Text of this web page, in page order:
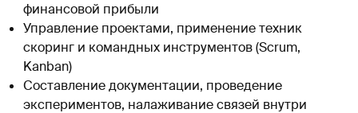
финансовой прибыли
Управление проектами, применение техник
скоринг и командных инструментов (Scrum,
Kanban)
Составление документации, проведение
экспериментов, налаживание связей внутри